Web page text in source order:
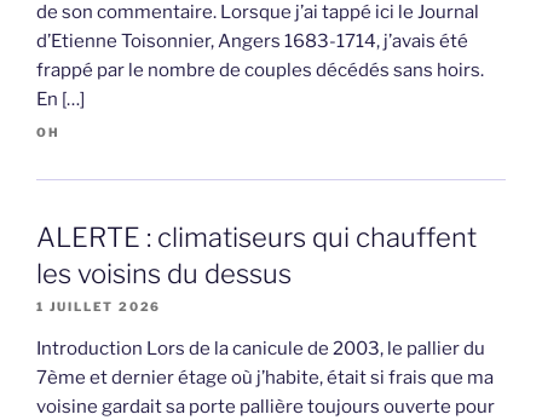
de son commentaire. Lorsque j’ai tappé ici le Journal
d’Etienne Toisonnier, Angers 1683-1714, j’avais été
frappé par le nombre de couples décédés sans hoirs.
En […]
OH
ALERTE : climatiseurs qui chauffent
les voisins du dessus
1 JUILLET 2026
Introduction Lors de la canicule de 2003, le pallier du
7ème et dernier étage où j’habite, était si frais que ma
voisine gardait sa porte pallière toujours ouverte pour